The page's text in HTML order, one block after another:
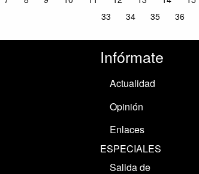
33
34 35 36
Infórmate
Actualidad
Opinión
Enlaces
ESPECIALES
Salida de